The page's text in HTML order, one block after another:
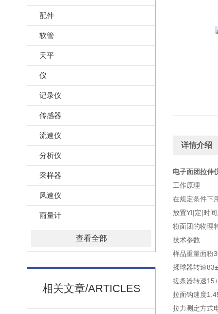
配件
软管
天平
仪
记录仪
传感器
流速仪
分析仪
采样器
风速仪
雨量计
查看全部
相关文章/ARTICLES
详情介绍
电子面团拉伸
工作原理
在规定条件下
放置YI|定|时
粉面团的物理
技术参数
样品重量面粉
揉球器转速
搓条器转速
拉面钩速度
拉力测定方式